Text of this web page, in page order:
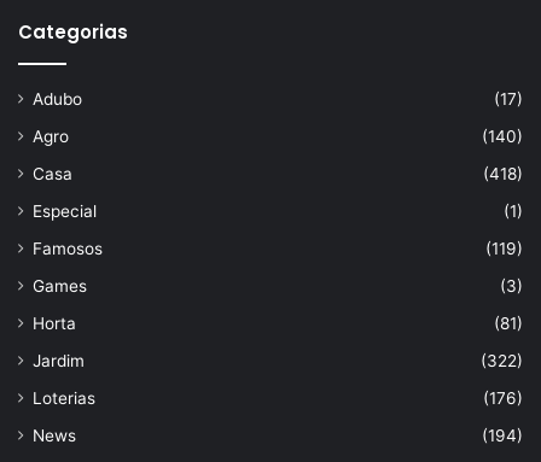
Categorias
Adubo
(17)
Agro
(140)
Casa
(418)
Especial
(1)
Famosos
(119)
Games
(3)
Horta
(81)
Jardim
(322)
Loterias
(176)
News
(194)